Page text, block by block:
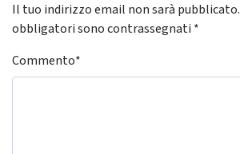
Il tuo indirizzo email non sarà pubblicato.
obbligatori sono contrassegnati *
Commento*